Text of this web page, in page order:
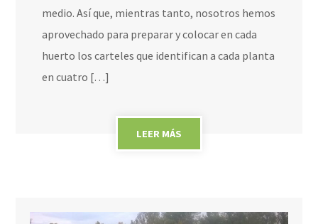
medio. Así que, mientras tanto, nosotros hemos
aprovechado para preparar y colocar en cada
huerto los carteles que identifican a cada planta
en cuatro […]
LEER MÁS